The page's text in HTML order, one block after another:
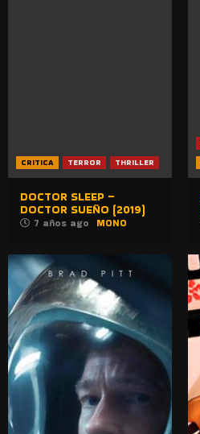
CRITICA TERROR THRILLER
DOCTOR SLEEP –
DOCTOR SUEÑO (2019)
7 años ago MONO